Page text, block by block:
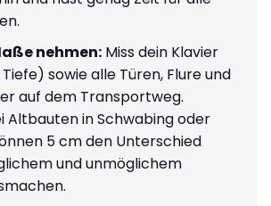
nehmen: Miss dein Klavier
sowie alle Türen, Flure und
auf dem Transportweg.
Altbauten in Schwabing oder
5 cm den Unterschied
und unmöglichem